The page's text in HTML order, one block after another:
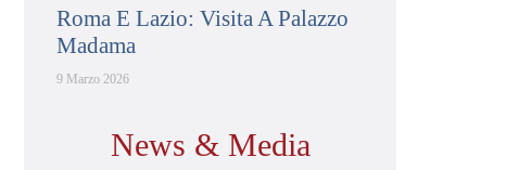
Roma E Lazio: Visita A Palazzo
Madama
9 Marzo 2026
News & Media